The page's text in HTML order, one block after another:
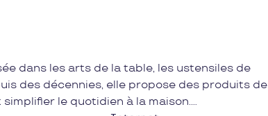
dans les arts de la table, les ustensiles de
des décennies, elle propose des produits de
le quotidien à la maison.